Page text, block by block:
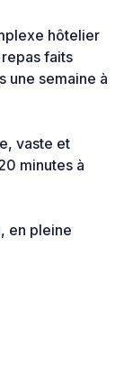
hôtelier
faits
une semaine à
vaste et
minutes à
en pleine